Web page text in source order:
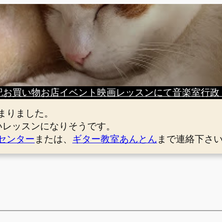
お買い物お店イベント 映画レッスンにて音楽室行政
ました。
ッスンになりそうです。
ンター または、 ギター教室あんとん まで連絡下さ